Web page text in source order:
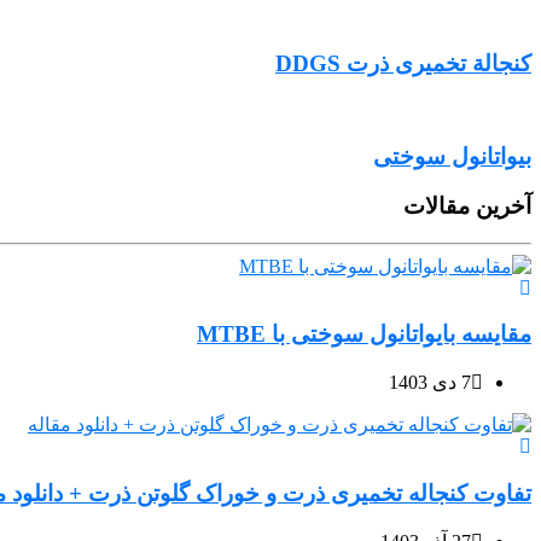
کنجالة تخمیری ذرت DDGS
بیواتانول سوختی
آخرین مقالات
مقایسه بایواتانول سوختی با MTBE
7 دی 1403
تفاوت کنجاله تخمیری ذرت و خوراک گلوتن ذرت + دانلود